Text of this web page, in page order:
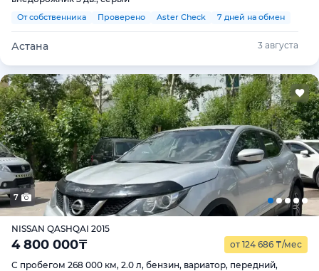
От собственника Проверено Aster Check 7 дней на обмен
Астана 3 августа
7
NISSAN QASHQAI 2015
4 800 000₸ от 124 686 ₸/мес
С пробегом 268 000 км, 2.0 л, бензин, вариатор, передний,